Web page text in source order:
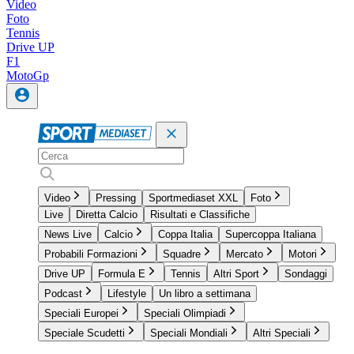
Video
Foto
Tennis
Drive UP
F1
MotoGp
Video Pressing Sportmediaset XXL
Foto
Live
Diretta Calcio
Risultati e Classifiche
News Live
Calcio Coppa Italia
Supercoppa Italiana
Probabili Formazioni
Squadre Mercato
Motori
Drive UP
Formula E Tennis Altri Sport
Sondaggi
Podcast
Lifestyle
Un libro a settimana
Speciali Europei
Speciali Olimpiadi
Speciale Scudetti
Speciali Mondiali Altri Speciali